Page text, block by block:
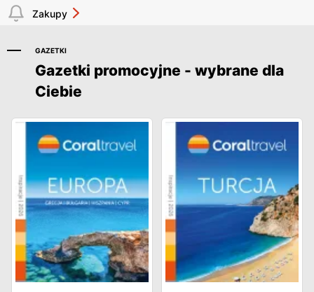
Zakupy
GAZETKI
Gazetki promocyjne - wybrane dla
Ciebie